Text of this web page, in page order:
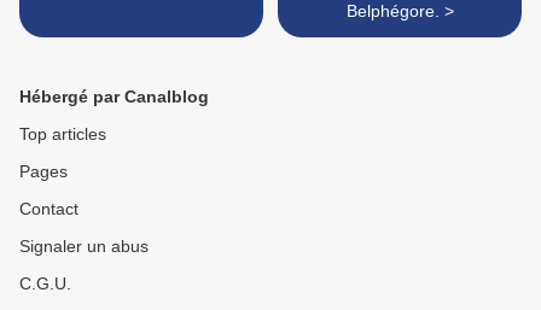
Belphégore. >
Hébergé par Canalblog
Top articles
Pages
Contact
Signaler un abus
C.G.U.